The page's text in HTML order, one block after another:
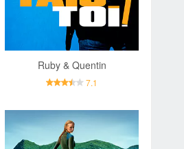
Ruby & Quentin
7.1